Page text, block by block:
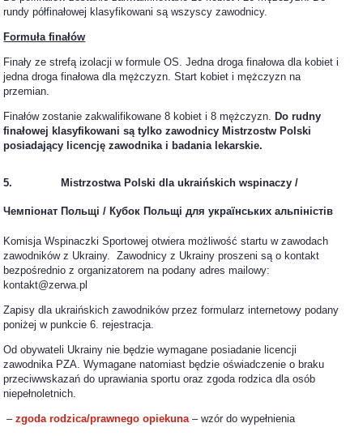
rundy półfinałowej klasyfikowani są wszyscy zawodnicy.
Formuła finałów
Finały ze strefą izolacji w formule OS. Jedna droga finałowa dla kobiet i
jedna droga finałowa dla mężczyzn. Start kobiet i mężczyzn na
przemian.
Finałów zostanie zakwalifikowane 8 kobiet i 8 mężczyzn.
Do rudny
finałowej klasyfikowani są tylko zawodnicy Mistrzostw Polski
posiadający licencję zawodnika i badania lekarskie.
5. Mistrzostwa Polski dla ukraińskich wspinaczy /
Чемпіонат Польщі / Кубок Польщі для українських альпіністів
Komisja Wspinaczki Sportowej otwiera możliwość startu w zawodach
zawodników z Ukrainy. Zawodnicy z Ukrainy proszeni są o kontakt
bezpośrednio z organizatorem na podany adres mailowy:
kontakt@zerwa.pl
Zapisy dla ukraińskich zawodników przez formularz internetowy podany
poniżej w punkcie 6. rejestracja.
Od obywateli Ukrainy nie będzie wymagane posiadanie licencji
zawodnika PZA. Wymagane natomiast będzie oświadczenie o braku
przeciwwskazań do uprawiania sportu oraz zgoda rodzica dla osób
niepełnoletnich.
–zgoda rodzica/prawnego opiekuna– wzór do wypełnienia